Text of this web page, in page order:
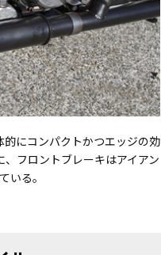
にコンパクトかつエッジの効
フロントブレーキはアイアン
いる。